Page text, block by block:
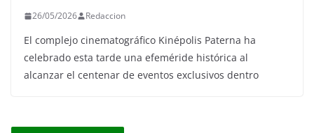
26/05/2026 Redaccion
El complejo cinematográfico Kinépolis Paterna ha
celebrado esta tarde una efeméride histórica al
alcanzar el centenar de eventos exclusivos dentro